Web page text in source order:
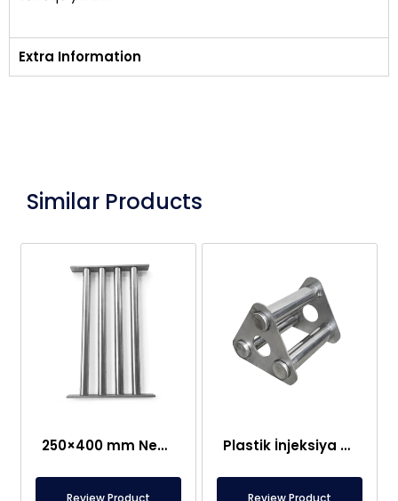
Extra Information
Similar Products
250×400 mm Neodim Tor Şəbəkə Maqniti
Review Product
Plastik İnjeksiya Qəlibləmə Maşını üçün Barmaqlıq Maqniti
Review Product